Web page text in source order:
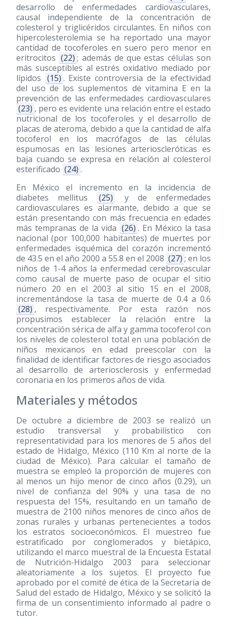
desarrollo de enfermedades cardiovasculares,
causal independiente de la concentración de
colesterol y triglicéridos circulantes. En niños con
hipercolesterolemia se ha reportado una mayor
cantidad de tocoferoles en suero pero menor en
eritrocitos (22) ; además de que estas células son
más susceptibles al estrés oxidativo mediado por
lípidos (15) . Existe controversia de la efectividad
del uso de los suplementos de vitamina E en la
prevención de las enfermedades cardiovasculares
(23) , pero es evidente una relación entre el estado
nutricional de los tocoferoles y el desarrollo de
placas de ateroma, debido a que la cantidad de alfa
tocoferol en los macrófagos de las células
espumosas en las lesiones arterioscleróticas es
baja cuando se expresa en relación al colesterol
esterificado (24) .
En México el incremento en la incidencia de
diabetes mellitus
(25)
y de enfermedades
cardiovasculares es alarmante, debido a que se
están presentando con más frecuencia en edades
más tempranas de la vida (26) . En México la tasa
nacional (por 100,000 habitantes) de muertes por
enfermedades isquémica del corazón incrementó
de 43.5 en el año 2000 a 55.8 en el 2008 (27) ; en los
niños de 1-4 años la enfermedad cerebrovascular
como causal de muerte paso de ocupar el sitio
número 20 en el 2003 al sitio 15 en el 2008,
incrementándose la tasa de muerte de 0.4 a 0.6
(28) , respectivamente. Por esta razón nos
propusimos establecer la relación entre la
concentración sérica de alfa y gamma tocoferol con
los niveles de colesterol total en una población de
niños mexicanos en edad preescolar con la
finalidad de identificar factores de riesgo asociados
al desarrollo de arteriosclerosis y enfermedad
coronaria en los primeros años de vida.
Materiales y métodos
De octubre a diciembre de 2003 se realizó un
estudio transversal y probabilístico con
representatividad para los menores de 5 años del
estado de Hidalgo, México (110 Km al norte de la
ciudad de México). Para calcular el tamaño de
muestra se empleó la proporción de mujeres con
al menos un hijo menor de cinco años (0.29), un
nivel de confianza del 90% y una tasa de no
respuesta del 15%, resultando en un tamaño de
muestra de 2100 niños menores de cinco años de
zonas rurales y urbanas pertenecientes a todos
los estratos socioeconómicos. El muestreo fue
estratificado por conglomerados y bietápico,
utilizando el marco muestral de la Encuesta Estatal
de Nutrición-Hidalgo 2003 para seleccionar
aleatoriamente a los sujetos. El proyecto fue
aprobado por el comité de ética de la Secretaria de
Salud del estado de Hidalgo, México y se solicitó la
firma de un consentimiento informado al padre o
tutor.